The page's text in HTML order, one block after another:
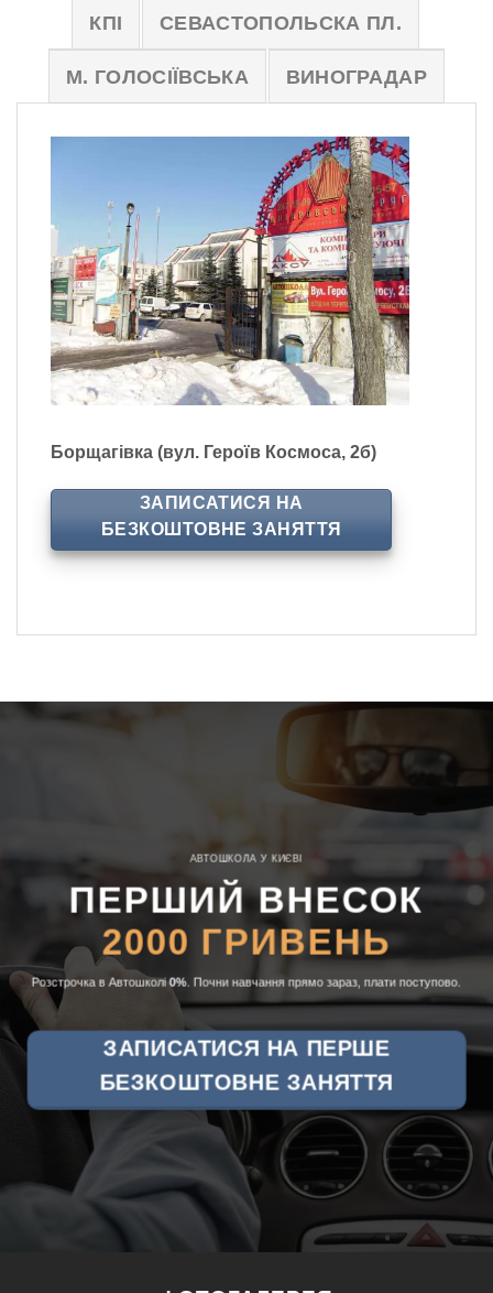
КПІ СЕВАСТОПОЛЬСКА ПЛ.
М. ГОЛОСІЇВСЬКА ВИНОГРАДАР
Борщагівка (вул. Героїв Космоса, 2б)
ЗАПИСАТИСЯ НА
БЕЗКОШТОВНЕ ЗАНЯТТЯ
АВТОШКОЛА У КИЄВІ
ПЕРШИЙ ВНЕСОК
2000 ГРИВЕНЬ
Розстрочка в Автошколі0%. Почни навчання прямо зараз, плати поступово.
ЗАПИСАТИСЯ НА ПЕРШЕ
БЕЗКОШТОВНЕ ЗАНЯТТЯ